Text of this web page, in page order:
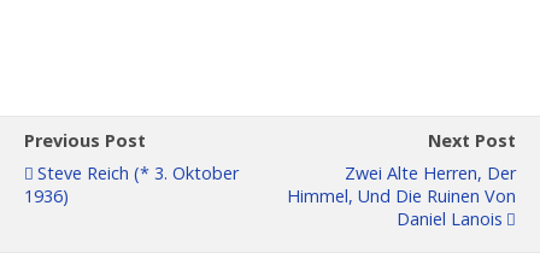
Previous Post
Steve Reich (* 3. Oktober
1936)
Next Post
Zwei Alte Herren, Der
Himmel, Und Die Ruinen Von
Daniel Lanois